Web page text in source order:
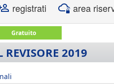
registrati area
Gratuito
REVISORE 2019